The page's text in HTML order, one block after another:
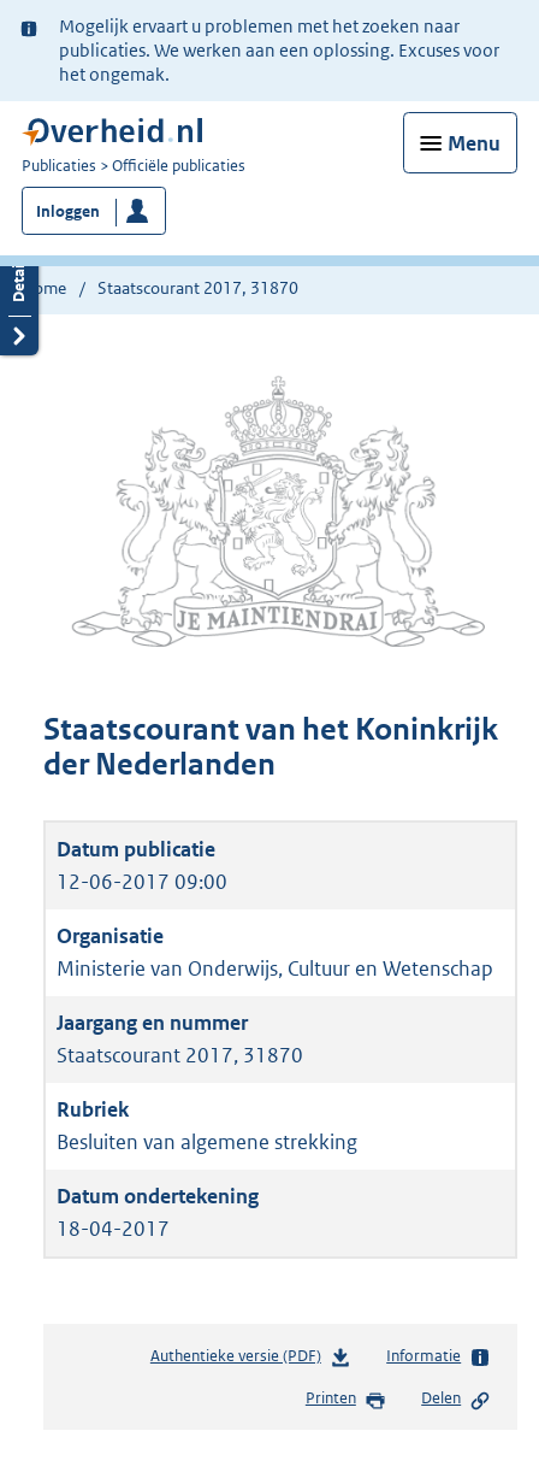
Ter
informatie:
Mogelijk ervaart u problemen met het zoeken naar
publicaties. We werken aan een oplossing. Excuses voor
het ongemak.
Menu
U
bent
nu
hier:
Publicaties Officiële publicaties
Inloggen
Home Staatscourant 2017, 31870
Staatscourant van het Koninkrijk
der Nederlanden
12-06-2017 09:00
Ministerie van Onderwijs, Cultuur en Wetenschap
Staatscourant 2017, 31870
Besluiten van algemene strekking
18-04-2017
Authentieke versie (PDF)b
s
Informatie
Printen Delen